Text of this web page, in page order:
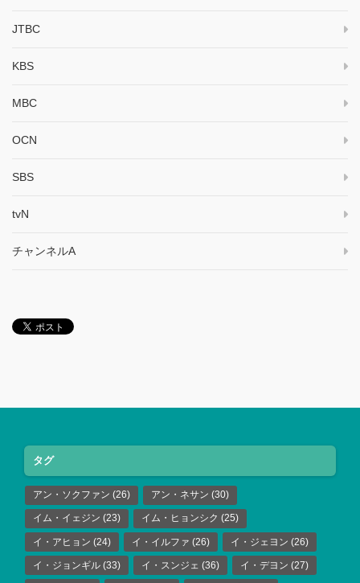
JTBC
KBS
MBC
OCN
SBS
tvN
チャンネルA
タグ
アン・ソクファン (26) アン・ネサン (30)
イム・イェジン (23) イム・ヒョンシク (25)
イ・アヒョン (24) イ・イルファ (26) イ・ジェヨン (26)
イ・ジョンギル (33) イ・スンジェ (36) イ・デヨン (27)